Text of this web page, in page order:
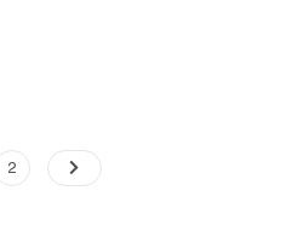
Paginación
Page
2